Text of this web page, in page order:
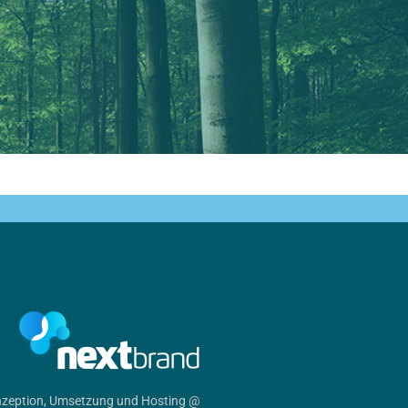
Umsetzung und Hosting @